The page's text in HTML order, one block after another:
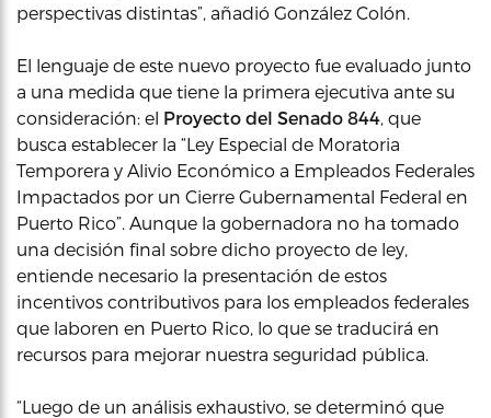
perspectivas distintas”, añadió González Colón.
El lenguaje de este nuevo proyecto fue evaluado junto
a una medida que tiene la primera ejecutiva ante su
consideración: el Proyecto del Senado 844, que
busca establecer la “Ley Especial de Moratoria
Temporera y Alivio Económico a Empleados Federales
Impactados por un Cierre Gubernamental Federal en
Puerto Rico”. Aunque la gobernadora no ha tomado
una decisión final sobre dicho proyecto de ley,
entiende necesario la presentación de estos
incentivos contributivos para los empleados federales
que laboren en Puerto Rico, lo que se traducirá en
recursos para mejorar nuestra seguridad pública.
“Luego de un análisis exhaustivo, se determinó que